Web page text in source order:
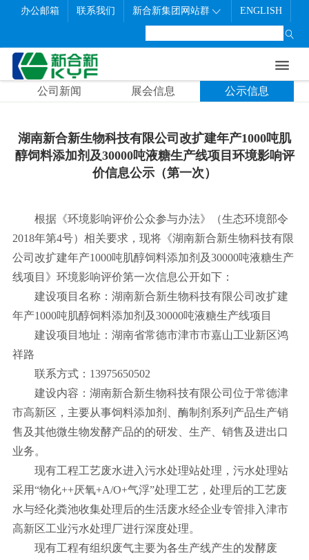
办公邮箱 联系我们 新合新集团网站群  ENGLISH


公司概况
企业文化
公司架构
公司新闻
展会信息
生产制造
质量管理
联系方式
在线留言
员工风采
招聘信息公司新闻 展会信息 公示信息
湖南新合新生物科技有限公司改扩建年产1000吨肌
醇饲料添加剂及30000吨液糖生产线项目环境影响评
价信息公示（第一次）
根据《环境影响评价公众参与办法》（生态环境部令
2018年第4号）相关要求，现将《湖南新合新生物科技有限
公司改扩建年产1000吨肌醇饲料添加剂及30000吨液糖生产
线项目》环境影响评价第一次信息公开如下：
建设项目名称：湖南新合新生物科技有限公司改扩建
年产1000吨肌醇饲料添加剂及30000吨液糖生产线项目
建设项目地址：湖南省常德市津市市嘉山工业新区鸿
祥路
联系方式：13975650502
建设内容：湖南新合新生物科技有限公司位于常德津
市高新区，主要从事饲料添加剂、酶制剂系列产品生产销
售及其他微生物发酵产品的的研发、生产、销售及进出口
业务。
现有工程工艺废水进入污水处理站处理，污水处理站
采用“物化++厌氧+A/O+气浮”处理工艺，处理后的工艺废
水与经化粪池收集处理后的生活废水经企业专管排入津市
高新区工业污水处理厂进行深度处理。
现有工程有组织废气主要为各生产线产生的发酵废